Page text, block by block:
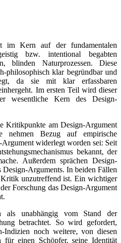
im Kern auf der fundamentalen
bzw. intentional begabten
blinden Naturprozessen. Diese
philosophisch klar begründbar und
da sie mit klar erfassbaren
Im ersten Teil wird dieser
wesentliche Kern des Design-
Kritikpunkte am Design-Argument
nehmen Bezug auf empirische
widerlegt worden sei: Seit
bekannt, der
Außerdem sprächen Design-
Arguments. In beiden Fällen
unzutreffend ist. Ein wichtiger
Forschung das Design-Argument
als unabhängig vom Stand der
betrachtet. So wird gefordert,
Indizien noch weitere, von diesen
für einen Schöpfer, seine Identität